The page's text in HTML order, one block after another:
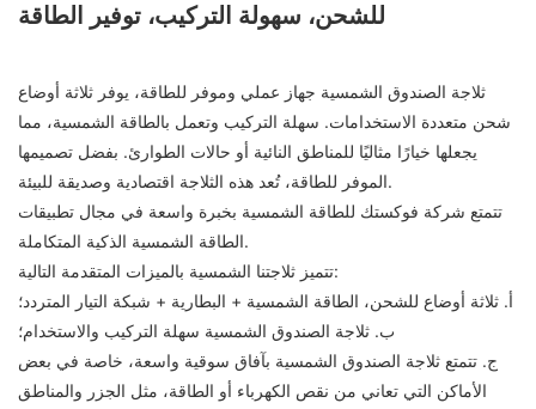
للشحن، سهولة التركيب، توفير الطاقة
ثلاجة الصندوق الشمسية جهاز عملي وموفر للطاقة، يوفر ثلاثة أوضاع
شحن متعددة الاستخدامات. سهلة التركيب وتعمل بالطاقة الشمسية، مما
يجعلها خيارًا مثاليًا للمناطق النائية أو حالات الطوارئ. بفضل تصميمها
الموفر للطاقة، تُعد هذه الثلاجة اقتصادية وصديقة للبيئة.
تتمتع شركة فوكستك للطاقة الشمسية بخبرة واسعة في مجال تطبيقات
الطاقة الشمسية الذكية المتكاملة.
تتميز ثلاجتنا الشمسية بالميزات المتقدمة التالية:
أ. ثلاثة أوضاع للشحن، الطاقة الشمسية + البطارية + شبكة التيار المتردد؛
ب. ثلاجة الصندوق الشمسية سهلة التركيب والاستخدام؛
ج. تتمتع ثلاجة الصندوق الشمسية بآفاق سوقية واسعة، خاصة في بعض
الأماكن التي تعاني من نقص الكهرباء أو الطاقة، مثل الجزر والمناطق